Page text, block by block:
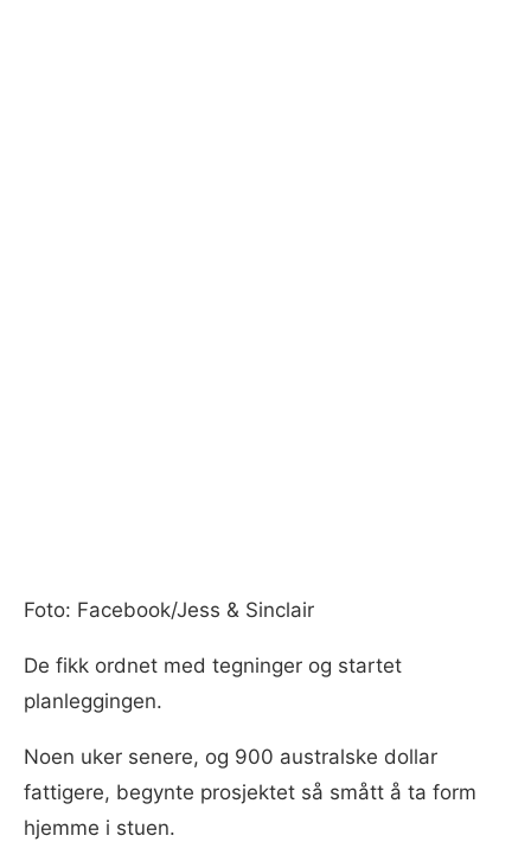
Foto: Facebook/Jess & Sinclair
De fikk ordnet med tegninger og startet
planleggingen.
Noen uker senere, og 900 australske dollar
fattigere, begynte prosjektet så smått å ta form
hjemme i stuen.